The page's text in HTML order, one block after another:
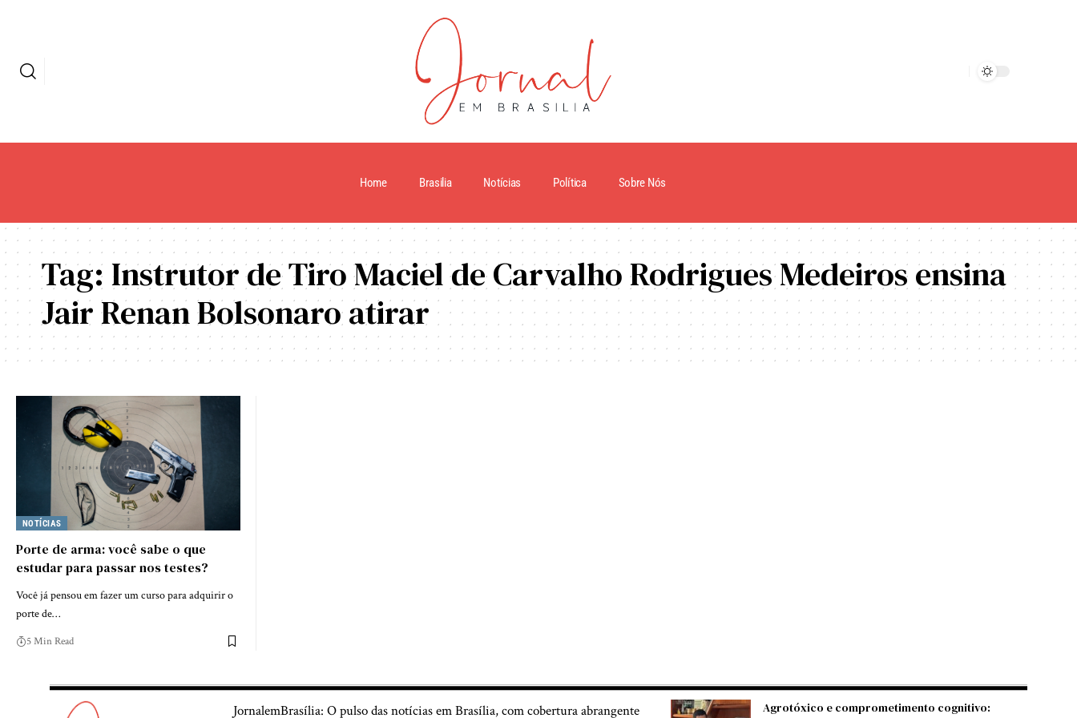
Home Brasilia Notícias Política Sobre Nós
Tag: Instrutor de Tiro Maciel de Carvalho Rodrigues Medeiros ensina
Jair Renan Bolsonaro atirar
NOTÍCIAS
Porte de arma: você sabe o que
estudar para passar nos testes?
Você já pensou em fazer um curso para adquirir o
porte de…
5 Min Read
JornalemBrasília: O pulso das notícias em Brasília, com cobertura abrangente
Agrotóxico e comprometimento cognitivo: